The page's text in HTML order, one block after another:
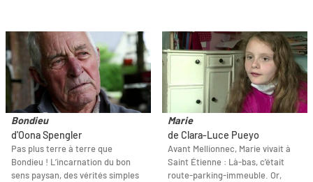
Bondieu
d'Oona Spengler
Pas plus terre à terre que
Bondieu ! L’incarnation du bon
sens paysan, des vérités simples
Marie
de Clara-Luce Pueyo
Avant Mellionnec, Marie vivait à
Saint Étienne : Là-bas, c’était
route-parking-immeuble. Or,